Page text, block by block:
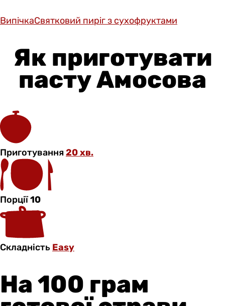
ВипічкаСвятковий пиріг з сухофруктами
Як приготувати
пасту Амосова
Приготування20 хв.
Порції10
Складність Easy
На 100 грам